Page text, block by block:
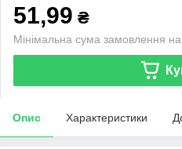
51,99 ₴
Мінімальна сума замовлення
Опис Характеристики